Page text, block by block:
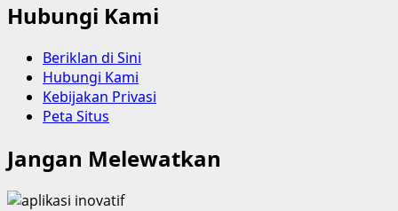
Hubungi Kami
Beriklan di Sini
Hubungi Kami
Kebijakan Privasi
Peta Situs
Jangan Melewatkan